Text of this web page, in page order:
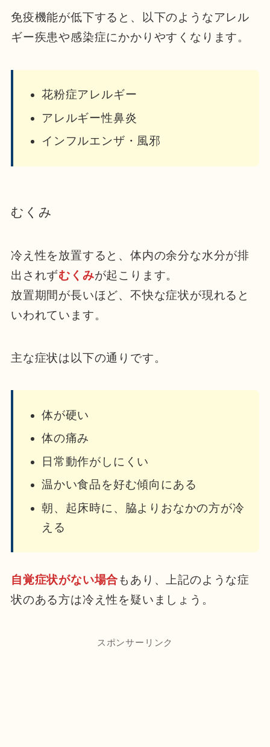
免疫機能が低下すると、以下のようなアレル
ギー疾患や感染症にかかりやすくなります。
花粉症アレルギー
アレルギー性鼻炎
インフルエンザ・風邪
むくみ
冷え性を放置すると、体内の余分な水分が排
出されずむくみが起こります。
放置期間が長いほど、不快な症状が現れると
いわれています。
主な症状は以下の通りです。
体が硬い
体の痛み
日常動作がしにくい
温かい食品を好む傾向にある
朝、起床時に、脇よりおなかの方が冷
える
自覚症状がない場合もあり、上記のような症
状のある方は冷え性を疑いましょう。
スポンサーリンク